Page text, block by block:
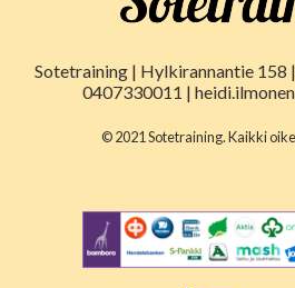
Sotetraining | Hylkirannantie 158
0407330011 |
© 2021 Sotetraining. Kaikki